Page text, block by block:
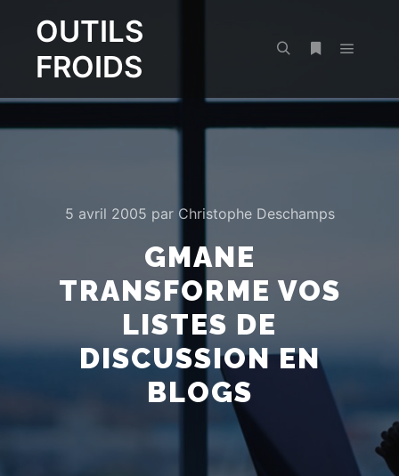
OUTILS
FROIDS
5 avril 2005 par Christophe Deschamps
GMANE
TRANSFORME VOS
LISTES DE
DISCUSSION EN
BLOGS